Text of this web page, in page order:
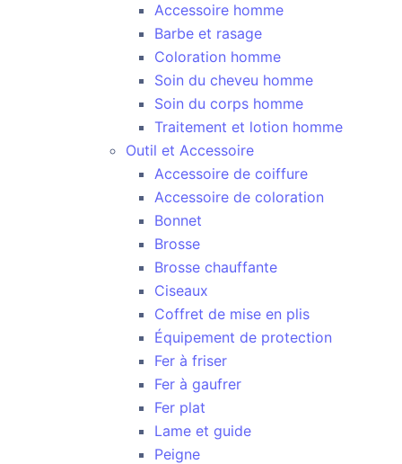
Accessoire homme
Barbe et rasage
Coloration homme
Soin du cheveu homme
Soin du corps homme
Traitement et lotion homme
Outil et Accessoire
Accessoire de coiffure
Accessoire de coloration
Bonnet
Brosse
Brosse chauffante
Ciseaux
Coffret de mise en plis
Équipement de protection
Fer à friser
Fer à gaufrer
Fer plat
Lame et guide
Peigne